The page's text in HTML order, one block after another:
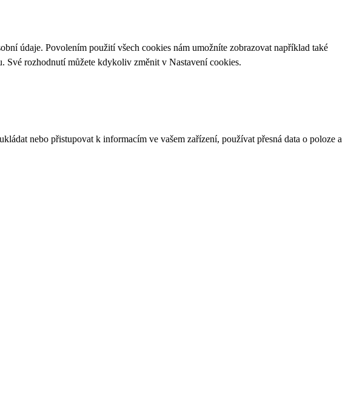
údaje. Povolením použití všech cookies nám umožníte zobrazovat například také
Své rozhodnutí můžete kdykoliv změnit v Nastavení cookies.
nebo přistupovat k informacím ve vašem zařízení, používat přesná data o poloze a